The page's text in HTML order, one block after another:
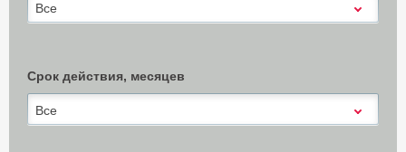
Все
Срок действия, месяцев
Все